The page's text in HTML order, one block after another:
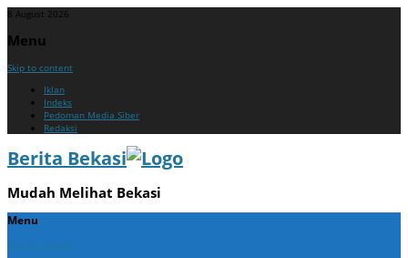
8 August 2026
Menu
Skip to content
Iklan
Indeks
Pedoman Media Siber
Redaksi
Berita Bekasi
Mudah Melihat Bekasi
Menu
Skip to content